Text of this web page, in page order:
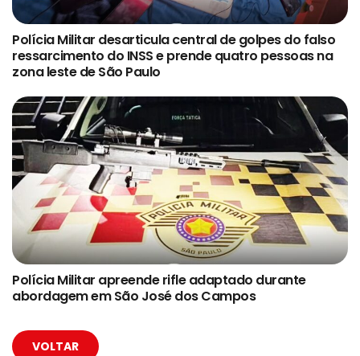
Polícia Militar desarticula central de golpes do falso
ressarcimento do INSS e prende quatro pessoas na
zona leste de São Paulo
Polícia Militar apreende rifle adaptado durante
abordagem em São José dos Campos
VOLTAR